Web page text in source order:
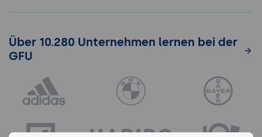
Über 10.280 Unternehmen lernen bei der
GFU